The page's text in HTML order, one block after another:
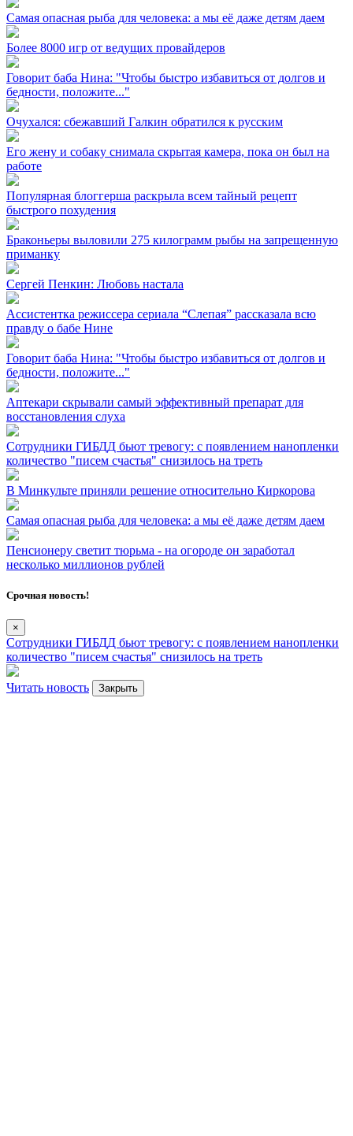
Самая опасная рыба для человека: а мы её даже детям даем
Более 8000 игр от ведущих провайдеров
Говорит баба Нина: "Чтобы быстро избавиться от долгов и
бедности, положите..."
Очухался: сбежавший Галкин обратился к русским
Его жену и собаку снимала скрытая камера, пока он был на
работе
Популярная блоггерша раскрыла всем тайный рецепт
быстрого похудения
Браконьеры выловили 275 килограмм рыбы на запрещенную
приманку
Сергей Пенкин: Любовь настала
Ассистентка режиссера сериала “Слепая” рассказала всю
правду о бабе Нине
Говорит баба Нина: "Чтобы быстро избавиться от долгов и
бедности, положите..."
Аптекари скрывали самый эффективный препарат для
восстановления слуха
Сотрудники ГИБДД бьют тревогу: с появлением нанопленки
количество "писем счастья" снизилось на треть
В Минкульте приняли решение относительно Киркорова
Самая опасная рыба для человека: а мы её даже детям даем
Пенсионеру светит тюрьма - на огороде он заработал
несколько миллионов рублей
Срочная новость!
×
Сотрудники ГИБДД бьют тревогу: с появлением нанопленки
количество "писем счастья" снизилось на треть
Читать новость Закрыть